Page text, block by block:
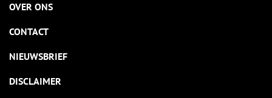
OVER ONS
CONTACT
NIEUWSBRIEF
DISCLAIMER